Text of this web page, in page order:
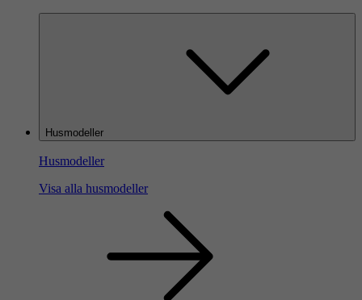
Husmodeller
Husmodeller
Visa alla husmodeller